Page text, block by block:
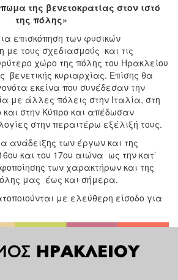
της βενετοκρατίας στον ιστό
της πόλης»
επισκόπηση των φυσικών
τους σχεδιασμούς και τις
χώρο της πόλης του Ηρακλείου
βενετικής κυριαρχίας. Επίσης θα
εκείνα που συνέδεσαν την
με άλλες πόλεις στην Ιταλία, στη
και στην Κύπρο και απέδωσαν
στην περαιτέρω εξέλιξή τους.
ανάδειξης των έργων και της
και του 17ου αιώνα ως την κατ’
των χαρακτήρων και της
μας έως και σήμερα.
με ελεύθερη είσοδο για